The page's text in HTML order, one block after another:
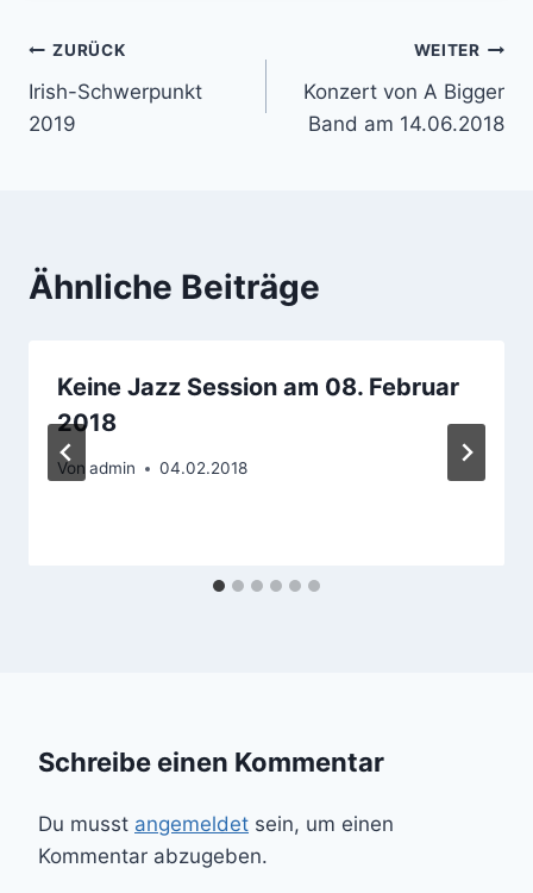
Beitragsnavigation
ZURÜCK
Irish-Schwerpunkt
2019
WEITER
Konzert von A Bigger
Band am 14.06.2018
Ähnliche Beiträge
Keine Jazz Session am 08. Februar
2018
Von admin 04.02.2018
Schreibe einen Kommentar
Du musst angemeldet sein, um einen
Kommentar abzugeben.